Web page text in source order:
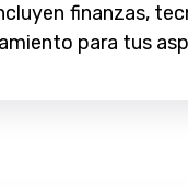
finanzas,
para tus